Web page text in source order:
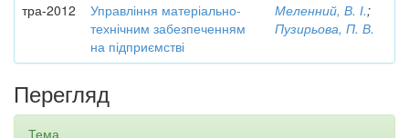
тра-2012
Управління матеріально-
технічним забезпеченням
на підприємстві
Меленний, В. І.;
Пузирьова, П. В.
Перегляд
Тема